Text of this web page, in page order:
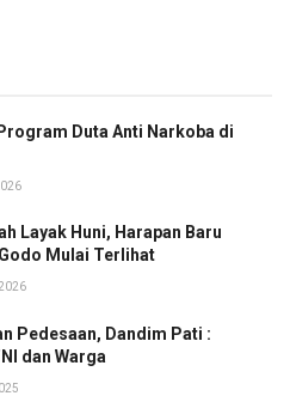
Duta Anti Narkoba di
Layak Huni, Harapan Baru
Mulai Terlihat
Pedesaan, Dandim Pati :
dan Warga